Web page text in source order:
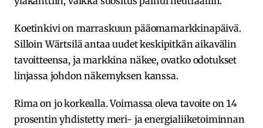
Koetinkivi on marraskuun pääomamarkkinapäivä.
Silloin Wärtsilä antaa uudet keskipitkän aikavälin
tavoitteensa, ja markkina näkee, ovatko odotukset
linjassa johdon näkemyksen kanssa.
Rima on jo korkealla. Voimassa oleva tavoite on 14
prosentin yhdistetty meri- ja energialiiketoiminnan